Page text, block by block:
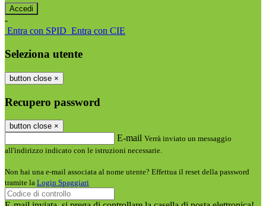
-
Entra con SPID Entra con CIE
Seleziona utente
button close ×
Recupero password
button close ×
E-mail Verrà inviato un messaggio
all'indirizzo indicato con le istruzioni necessarie.
Non hai una e-mail associata al nome utente? Effettua il reset della password
tramite la Login Spaggiari